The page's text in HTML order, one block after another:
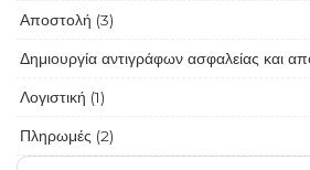
Αποστολή (3)
Δημιουργία αντιγράφων ασφαλείας και
Λογιστική (1)
Πληρωμές (2)